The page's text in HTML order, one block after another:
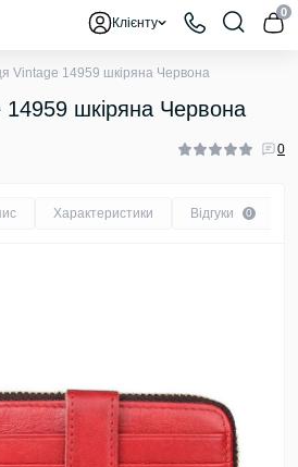
Клієнту
0
Vintage 14959 шкіряна Червона
14959 шкіряна Червона
0
Характеристики Відгуки 0